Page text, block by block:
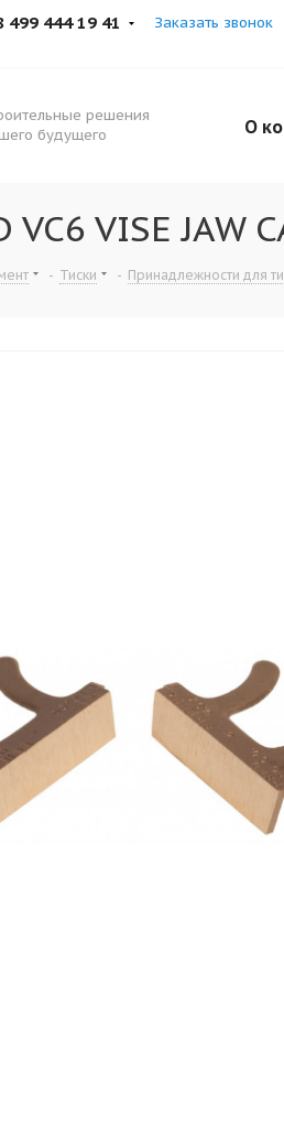
499 444 19 41 Заказать звонок
решения
будущего
О
VISE JAW
- Тиски - Принадлежности для